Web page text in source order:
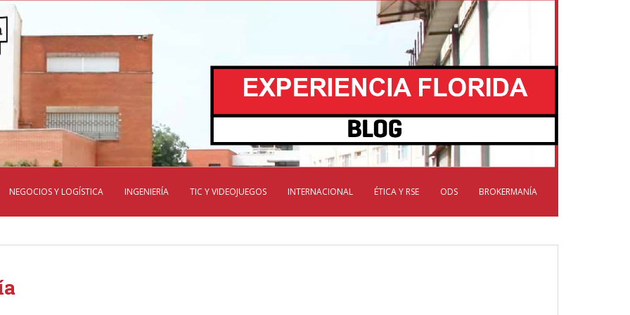
NEGOCIOS Y LOGÍSTICA INGENIERÍA TIC Y VIDEOJUEGOS INTERNACIONAL ÉTICA Y RSE ODS BROKERMANÍA